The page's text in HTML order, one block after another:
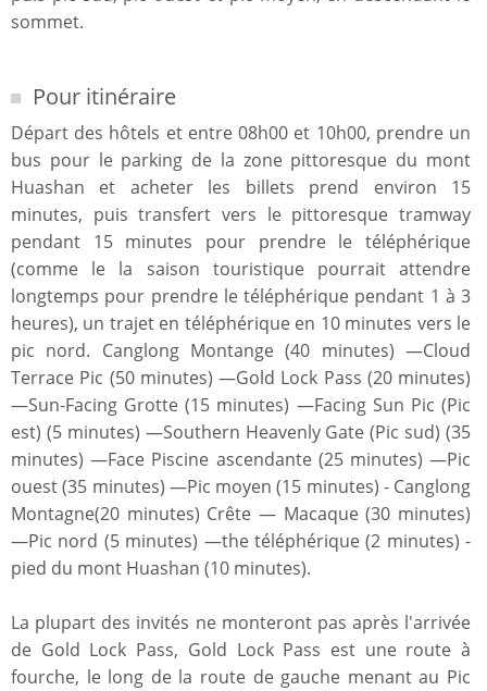
sommet.
Pour itinéraire
Départ des hôtels et entre 08h00 et 10h00, prendre un
bus pour le parking de la zone pittoresque du mont
Huashan et acheter les billets prend environ 15
minutes, puis transfert vers le pittoresque tramway
pendant 15 minutes pour prendre le téléphérique
(comme le la saison touristique pourrait attendre
longtemps pour prendre le téléphérique pendant 1 à 3
heures), un trajet en téléphérique en 10 minutes vers le
pic nord. Canglong Montange (40 minutes) —Cloud
Terrace Pic (50 minutes) —Gold Lock Pass (20 minutes)
—Sun-Facing Grotte (15 minutes) —Facing Sun Pic (Pic
est) (5 minutes) —Southern Heavenly Gate (Pic sud) (35
minutes) —Face Piscine ascendante (25 minutes) —Pic
ouest (35 minutes) —Pic moyen (15 minutes) - Canglong
Montagne(20 minutes) Crête — Macaque (30 minutes)
—Pic nord (5 minutes) —the téléphérique (2 minutes) -
pied du mont Huashan (10 minutes).
La plupart des invités ne monteront pas après l'arrivée
de Gold Lock Pass, Gold Lock Pass est une route à
fourche, le long de la route de gauche menant au Pic